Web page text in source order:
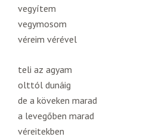
vegyítem
vegymosom
véreim vérével
teli az agyam
olttól dunáig
de a köveken marad
a levegőben marad
véreitekben